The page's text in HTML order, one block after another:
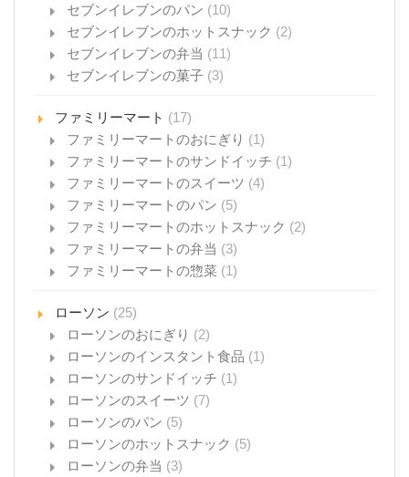
セブンイレブンのパン (10)
セブンイレブンのホットスナック (2)
セブンイレブンの弁当 (11)
セブンイレブンの菓子 (3)
ファミリーマート (17)
ファミリーマートのおにぎり (1)
ファミリーマートのサンドイッチ (1)
ファミリーマートのスイーツ (4)
ファミリーマートのパン (5)
ファミリーマートのホットスナック (2)
ファミリーマートの弁当 (3)
ファミリーマートの惣菜 (1)
ローソン (25)
ローソンのおにぎり (2)
ローソンのインスタント食品 (1)
ローソンのサンドイッチ (1)
ローソンのスイーツ (7)
ローソンのパン (5)
ローソンのホットスナック (5)
ローソンの弁当 (3)